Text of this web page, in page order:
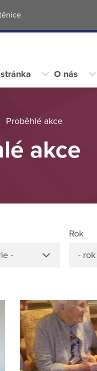
O nás
Proběhlé akce
akce
-
Rok
- rok